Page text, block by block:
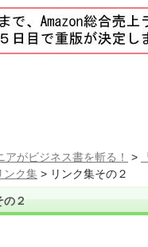
がビジネス書を斬る！ >
ンク集 > リンク集その２
の２